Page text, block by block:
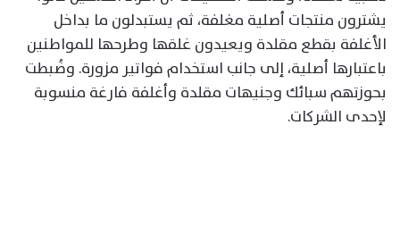
يشترون منتجات أصلية مغلفة، ثم يستبدلون ما بداخل
الأغلفة بقطع مقلدة ويعيدون غلقها وطرحها للمواطنين
باعتبارها أصلية، إلى جانب استخدام فواتير مزورة. وضُبطت
بحوزتهم سبائك وجنيهات مقلدة وأغلفة فارغة منسوبة
لإحدى الشركات.